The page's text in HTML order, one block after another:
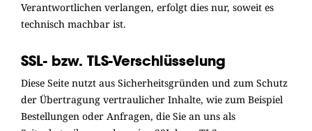
Verantwortlichen verlangen, erfolgt dies nur, soweit es
technisch machbar ist.
SSL- bzw. TLS-Verschlüsselung
Diese Seite nutzt aus Sicherheitsgründen und zum Schutz
der Übertragung vertraulicher Inhalte, wie zum Beispiel
Bestellungen oder Anfragen, die Sie an uns als